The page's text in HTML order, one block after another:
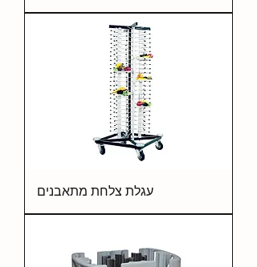
עגלת צלחת מתאבנים